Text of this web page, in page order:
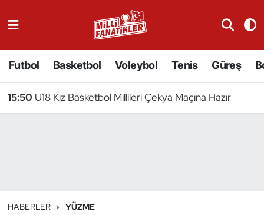
Futbol Basketbol Voleybol Tenis Güreş
15:50 U18 Kız Basketbol Millileri Çekya Maçına Hazır
HABERLER YÜZME
Badminton